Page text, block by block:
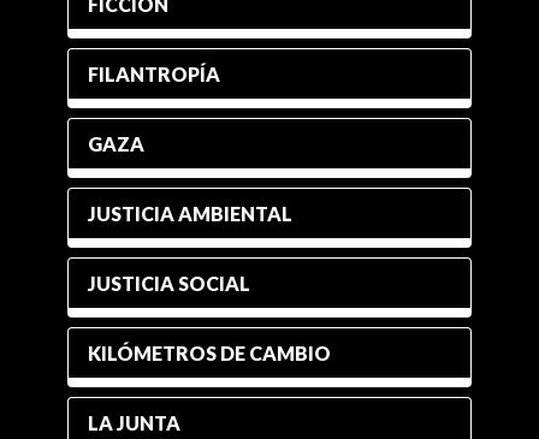
FILANTROPÍA
GAZA
JUSTICIA AMBIENTAL
JUSTICIA SOCIAL
KILÓMETROS DE CAMBIO
LA JUNTA